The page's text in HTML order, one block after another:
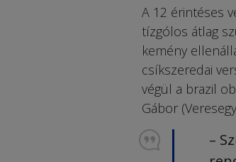
A 12 érintéses
tízgólos átlag
kemény
csíkszeredai
végül a brazil
Gábor
–